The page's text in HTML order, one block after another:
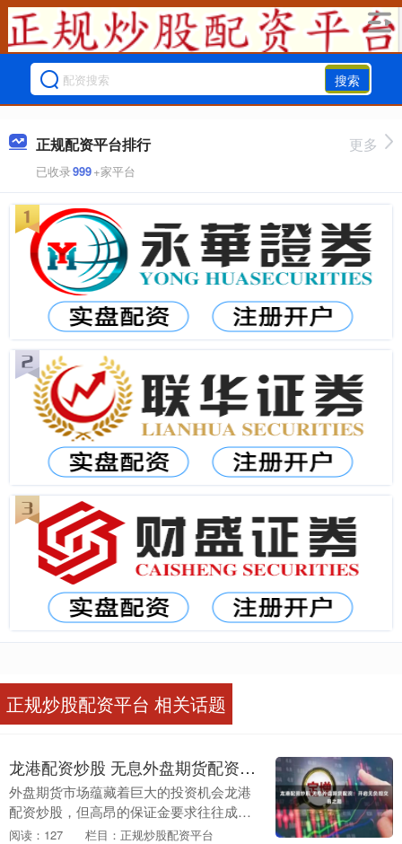
搜索
正规配资平台排行
已收录999+家平台
更多
正规炒股配资平台 相关话题
龙港配资炒股 无息外盘期货配资：开启无负担交易之路
外盘期货市场蕴藏着巨大的投资机会龙港
配资炒股，但高昂的保证金要求往往成为
投资者进入市场的门槛。无息外盘期货配
阅读：127 栏目：正规炒股配资平台